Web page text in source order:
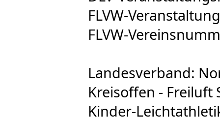
FLVW-
FLVW-
Landesverband:
Kreisoffen - Freiluft
Kinder-